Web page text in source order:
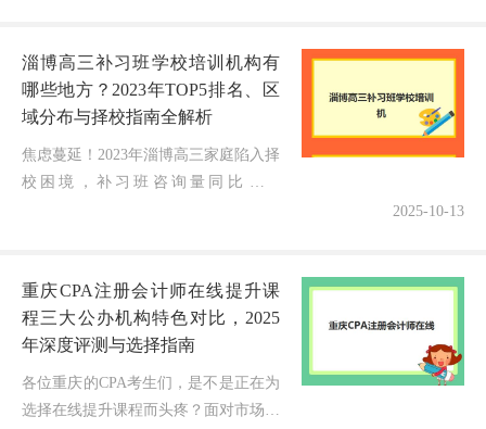
淄博高三补习班学校培训机构有
哪些地方？2023年TOP5排名、区
域分布与择校指南全解析
焦虑蔓延！2023年淄博高三家庭陷入择
校困境，补习班咨询量同比激增
2025-10-13
重庆CPA注册会计师在线提升课
程三大公办机构特色对比，2025
年深度评测与选择指南
各位重庆的CPA考生们，是不是正在为
选择在线提升课程而头疼？面对市场上